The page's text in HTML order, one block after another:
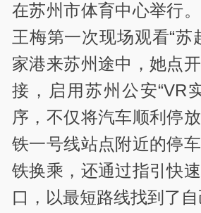
在苏州市体育中心举行
王梅第一次现场观看“苏
家港来苏州途中，她点
接，启用苏州公安“VR
序，不仅将汽车顺利停
铁一号线站点附近的停
铁换乘，还通过指引快
口，以最短路线找到了自